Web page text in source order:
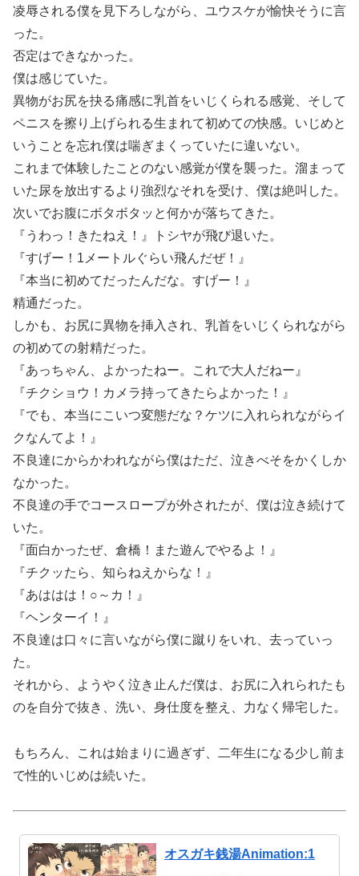
凌辱される僕を見下ろしながら、ユウスケが愉快そうに言
った。
否定はできなかった。
僕は感じていた。
異物がお尻を抉る痛感に乳首をいじくられる感覚、そして
ペニスを擦り上げられる生まれて初めての快感。いじめと
いうことを忘れ僕は喘ぎまくっていたに違いない。
これまで体験したことのない感覚が僕を襲った。溜まって
いた尿を放出するより強烈なそれを受け、僕は絶叫した。
次いでお腹にボタボタッと何かが落ちてきた。
『うわっ！きたねえ！』トシヤが飛び退いた。
『すげー！1メートルぐらい飛んだぜ！』
『本当に初めてだったんだな。すげー！』
精通だった。
しかも、お尻に異物を挿入され、乳首をいじくられながら
の初めての射精だった。
『あっちゃん、よかったねー。これで大人だねー』
『チクショウ！カメラ持ってきたらよかった！』
『でも、本当にこいつ変態だな？ケツに入れられながらイ
クなんてよ！』
不良達にからかわれながら僕はただ、泣きべそをかくしか
なかった。
不良達の手でコースロープが外されたが、僕は泣き続けて
いた。
『面白かったぜ、倉橋！また遊んでやるよ！』
『チクッたら、知らねえからな！』
『あははは！○～カ！』
『ヘンターイ！』
不良達は口々に言いながら僕に蹴りをいれ、去っていっ
た。
それから、ようやく泣き止んだ僕は、お尻に入れられたも
のを自分で抜き、洗い、身仕度を整え、力なく帰宅した。
もちろん、これは始まりに過ぎず、二年生になる少し前ま
で性的いじめは続いた。
オスガキ銭湯Animation:1